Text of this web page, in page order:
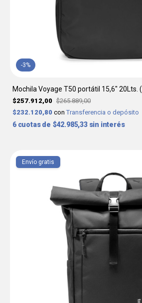
-3%
Mochila Voyage T50 portátil 15,6" 20Lts.
$257.912,00 $265.889,00
$232.120,80 con Transferencia o depósito
6 $42.985,33 sin interés
Envío gratis